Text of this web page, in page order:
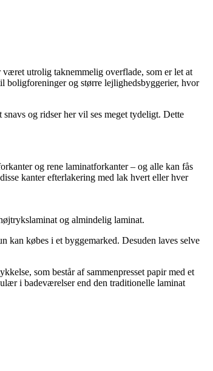
utrolig taknemmelig overflade, som er let at
boligforeninger og større lejlighedsbyggerier, hvor
og ridser her vil ses meget tydeligt. Dette
og rene laminatforkanter – og alle kan fås
kanter efterlakering med lak hvert eller hver
og almindelig laminat.
kan købes i et byggemarked. Desuden laves selve
som består af sammenpresset papir med et
i badeværelser end den traditionelle laminat